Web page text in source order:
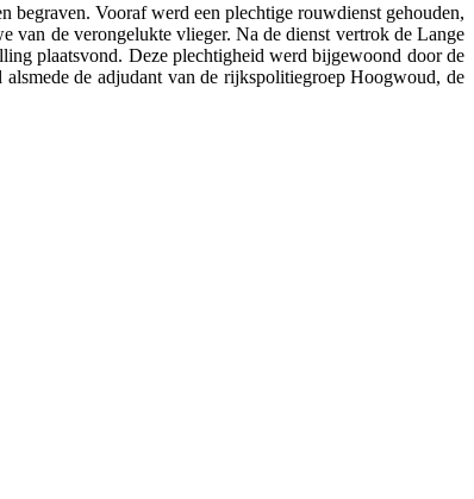
begraven. Vooraf werd een plechtige rouwdienst gehouden,
van de verongelukte vlieger. Na de dienst vertrok de Lange
plaatsvond. Deze plechtigheid werd bijgewoond door de
de adjudant van de rijkspolitiegroep Hoogwoud, de